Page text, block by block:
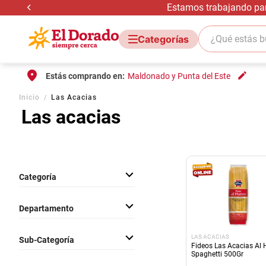
Estamos trabajando
¿Qué estás
Estás comprando en: Maldonado y Punta del Este
Inicio Las Acacias
Las acacias
Departamento
Frescos
Categoría
Pastas Frescas y Tapas
Sub-Categoría LAS ACACIAS
Fideos Las Acacias Al
Spaghetti 500Gr